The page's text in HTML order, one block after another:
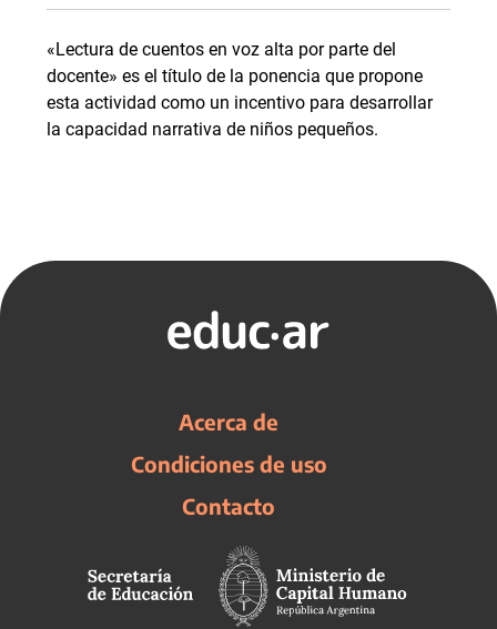
«Lectura de cuentos en voz alta por parte del
docente» es el título de la ponencia que propone
esta actividad como un incentivo para desarrollar
la capacidad narrativa de niños pequeños.
Acerca de
Condiciones de uso
Contacto